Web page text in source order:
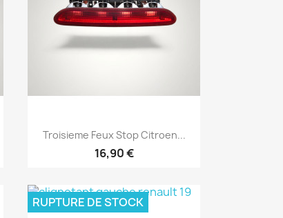
Aperçu rapide
Troisieme Feux Stop Citroen...
16,90 €
RUPTURE DE STOCK